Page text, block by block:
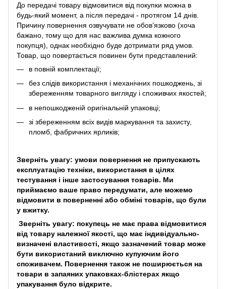
До передачі товару відмовитися від покупки можна в
будь-який момент, а після передачі - протягом 14 днів.
Причину повернення озвучувати не обов’язково (хоча
бажано, тому що для нас важлива думка кожного
покупця), однак необхідно буде дотримати ряд умов.
Товар, що повертається повинен бути представлений:
в повній комплектації;
без слідів використання і механічних пошкоджень, зі
збереженням товарного вигляду і споживчих якостей;
в непошкодженій оригінальній упаковці;
зі збереженням всіх видів маркування та захисту,
пломб, фабричних ярликів;
Зверніть увагу: умови повернення не припускають
експлуатацію техніки, використання в цілях
тестування і інше застосування товарів. Ми
приймаємо ваше право передумати, але можемо
відмовити в поверненні або обміні товарів, що були
у вжитку.
Зверніть увагу: покупець не має права відмовитися
від товару належної якості, що має індивідуально-
визначені властивості, якщо зазначений товар може
бути використаний виключно купуючим його
споживачем. Повернення також не поширюється на
товари в запаяних упаковках-блістерах якщо
упакування було відкрите.